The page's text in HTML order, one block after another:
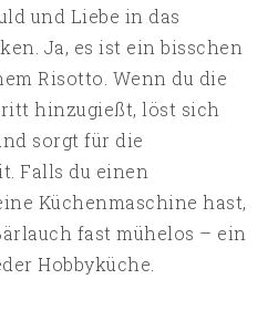
und Liebe in das
Ja, es ist ein bisschen
Risotto. Wenn du die
hinzugießt, löst sich
sorgt für die
Falls du einen
Küchenmaschine hast,
fast mühelos – ein
Hobbyküche.